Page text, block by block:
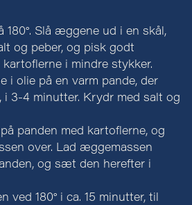
180°. Slå æggene ud i en skål,
og peber, og pisk godt
i mindre stykker.
i olie på en varm pande, der
i 3-4 minutter. Krydr med salt og
panden med kartoflerne, og
over. Lad æggemassen
og sæt den herefter i
ved 180° i ca. 15 minutter, til